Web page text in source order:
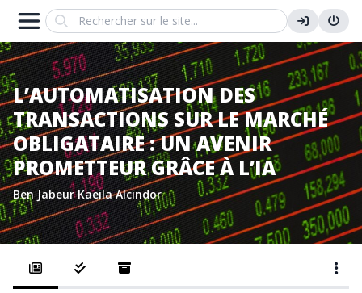
Search
L’AUTOMATISATION DES
TRANSACTIONS SUR LE MARCHÉ
OBLIGATAIRE : UN AVENIR
PROMETTEUR GRÂCE À L’IA
Ben JabeurKaeila Alcindor